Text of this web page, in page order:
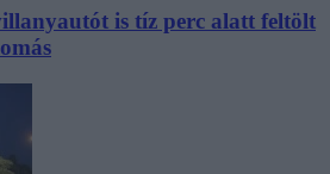
is tíz perc alatt feltölt